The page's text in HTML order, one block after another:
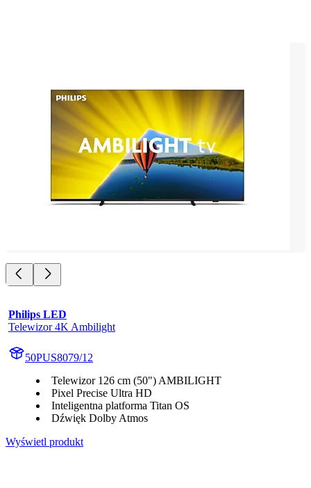
Philips LED
Telewizor 4K Ambilight
50PUS8079/12
Telewizor 126 cm (50") AMBILIGHT
Pixel Precise Ultra HD
Inteligentna platforma Titan OS
Dźwięk Dolby Atmos
Wyświetl produkt